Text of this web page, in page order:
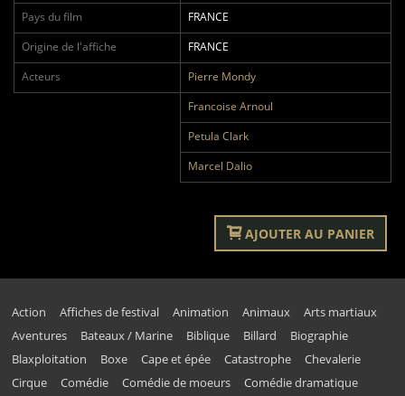
Pays du film
FRANCE
Origine de l'affiche
FRANCE
Acteurs
Pierre Mondy
Francoise Arnoul
Petula Clark
Marcel Dalio
AJOUTER AU PANIER
Action Affiches de festival Animation Animaux
Arts martiaux
Aventures
Bateaux / Marine Biblique Billard
Biographie
Blaxploitation
Boxe Cape et épée Catastrophe
Chevalerie
Cirque
Comédie Comédie de moeurs
Comédie dramatique